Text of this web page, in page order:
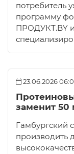
потребитель
программу
ПРОДУКТ.BY
23.06.2026
заменит 50
Гамбургский
производить